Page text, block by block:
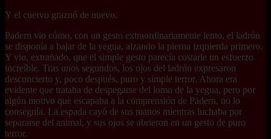
Y el cuervo graznó de nuevo.
Padern vio cómo, con un gesto extraordinariamente lento, el ladrón
se disponía a bajar de la yegua, alzando la pierna izquierda primero.
Y vio, extrañado, que el simple gesto parecía costarle un esfuerzo
increíble. Tras unos segundos, los ojos del ladrón expresaron
desconcierto y, poco después, puro y simple terror. Ahora era
evidente que trataba de despegarse del lomo de la yegua, pero por
algún motivo que escapaba a la comprensión de Padern, no lo
conseguía. La espada cayó de sus manos mientras luchaba por
separarse del animal, y sus ojos se abrieron en un gesto de puro
terror.